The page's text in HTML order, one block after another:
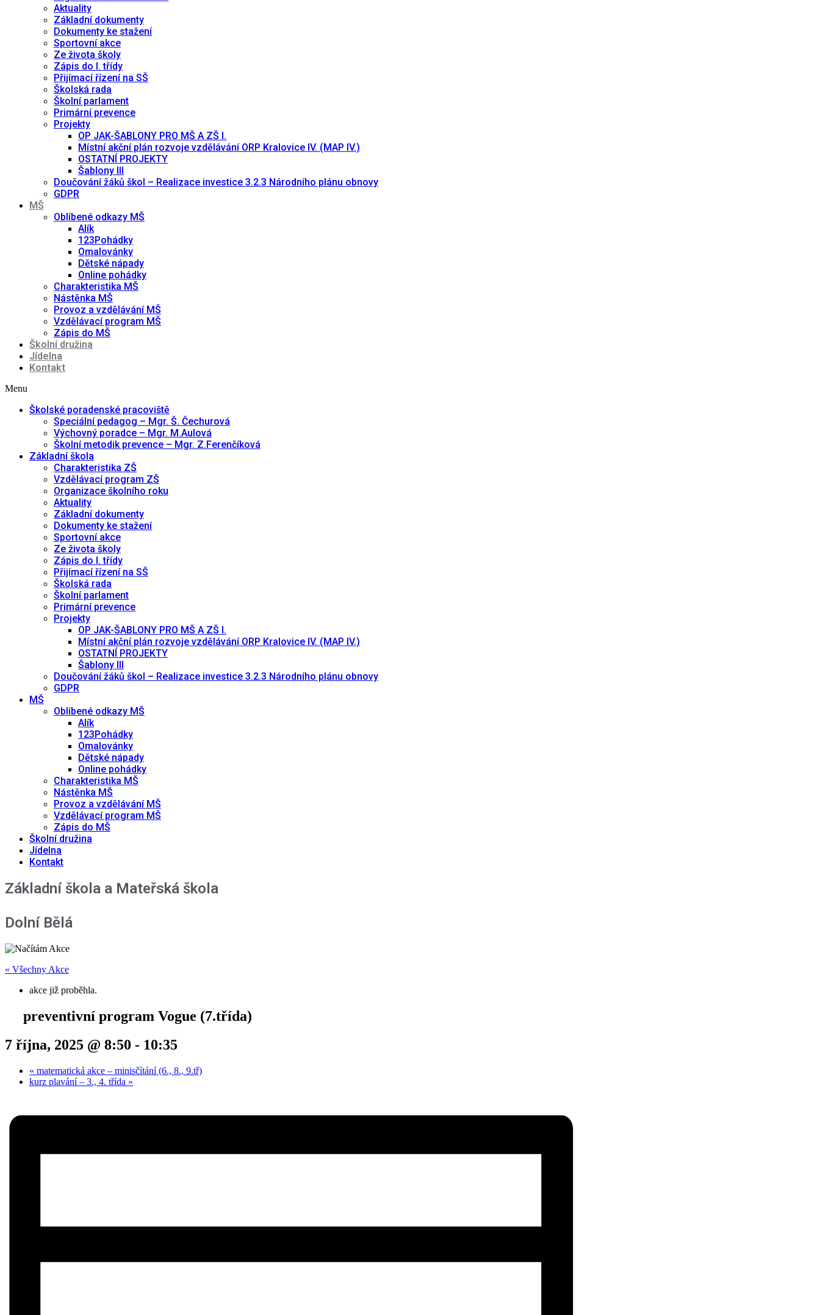
Aktuality
Základní dokumenty
Dokumenty ke stažení
Sportovní akce
Ze života školy
Zápis do I. třídy
Přijímací řízení na SŠ
Školská rada
Školní parlament
Primární prevence
Projekty
OP JAK-ŠABLONY PRO MŠ A ZŠ I.
Místní akční plán rozvoje vzdělávání ORP Kralovice IV. (MAP IV.)
OSTATNÍ PROJEKTY
Šablony III
Doučování žáků škol – Realizace investice 3.2.3 Národního plánu obnovy
GDPR
MŠ
Oblíbené odkazy MŠ
Alík
123Pohádky
Omalovánky
Dětské nápady
Online pohádky
Charakteristika MŠ
Nástěnka MŠ
Provoz a vzdělávání MŠ
Vzdělávací program MŠ
Zápis do MŠ
Školní družina
Jídelna
Kontakt
Menu
Školské poradenské pracoviště
Speciální pedagog – Mgr. Š. Čechurová
Výchovný poradce – Mgr. M.Aulová
Školní metodik prevence – Mgr. Z.Ferenčíková
Základní škola
Charakteristika ZŠ
Vzdělávací program ZŠ
Organizace školního roku
Aktuality
Základní dokumenty
Dokumenty ke stažení
Sportovní akce
Ze života školy
Zápis do I. třídy
Přijímací řízení na SŠ
Školská rada
Školní parlament
Primární prevence
Projekty
OP JAK-ŠABLONY PRO MŠ A ZŠ I.
Místní akční plán rozvoje vzdělávání ORP Kralovice IV. (MAP IV.)
OSTATNÍ PROJEKTY
Šablony III
Doučování žáků škol – Realizace investice 3.2.3 Národního plánu obnovy
GDPR
MŠ
Oblíbené odkazy MŠ
Alík
123Pohádky
Omalovánky
Dětské nápady
Online pohádky
Charakteristika MŠ
Nástěnka MŠ
Provoz a vzdělávání MŠ
Vzdělávací program MŠ
Zápis do MŠ
Školní družina
Jídelna
Kontakt
Základní škola a Mateřská škola
Dolní Bělá
« Všechny Akce
akce již proběhla.
preventivní program Vogue (7.třída)
7 října, 2025 @ 8:50 - 10:35
« matematická akce – minisčítání (6., 8., 9.tř)
kurz plavání – 3., 4. třída »